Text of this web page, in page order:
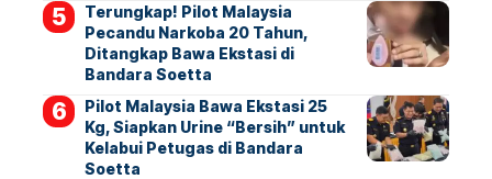
Terungkap! Pilot Malaysia
Pecandu Narkoba 20 Tahun,
Ditangkap Bawa Ekstasi di
Bandara Soetta
Pilot Malaysia Bawa Ekstasi 25
Kg, Siapkan Urine “Bersih” untuk
Kelabui Petugas di Bandara
Soetta